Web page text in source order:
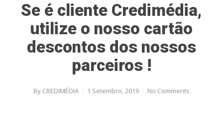
Se é cliente Credimédia,
utilize o nosso cartão
descontos dos nossos
parceiros !
By CREDIMÉDIA 1 Setembro, 2019 No Comments